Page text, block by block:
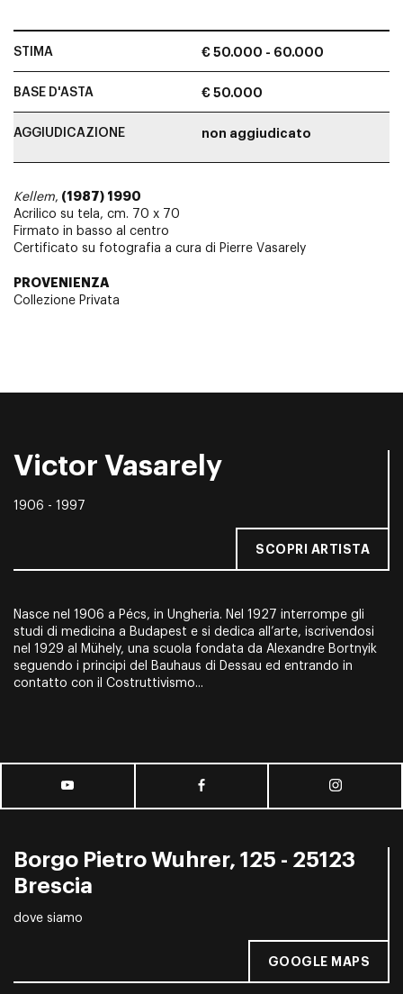
STIMA € 50.000 - 60.000
BASE D'ASTA € 50.000
AGGIUDICAZIONE non aggiudicato
Kellem, (1987) 1990
Acrilico su tela, cm. 70 x 70
Firmato in basso al centro
Certificato su fotografia a cura di Pierre Vasarely
PROVENIENZA
Collezione Privata
Victor Vasarely
1906 - 1997
SCOPRI ARTISTA
Nasce nel 1906 a Pécs, in Ungheria. Nel 1927 interrompe gli
studi di medicina a Budapest e si dedica all’arte, iscrivendosi
nel 1929 al Mühely, una scuola fondata da Alexandre Bortnyik
seguendo i principi del Bauhaus di Dessau ed entrando in
contatto con il Costruttivismo...
Borgo Pietro Wuhrer, 125 - 25123
Brescia
dove siamo
GOOGLE MAPS